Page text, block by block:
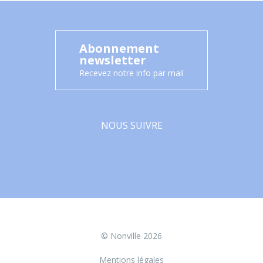
Abonnement
newsletter
Recevez notre info par mail
NOUS SUIVRE
© Nonville 2026
Mentions légales